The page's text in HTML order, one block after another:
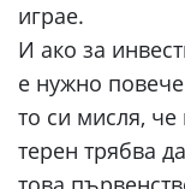
играе.
И ако за
е нужно
то си мисля,
терен трябва